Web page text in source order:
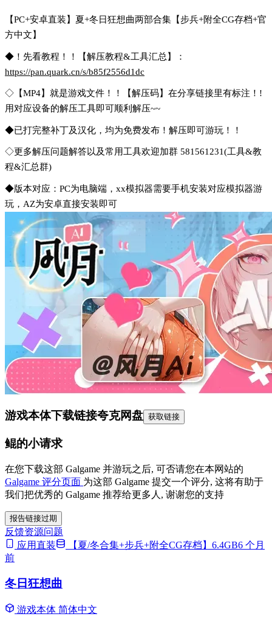
【PC+安卓直装】夏+冬日狂想曲两部合集【步兵+附全CG存档+官
方中文】
◆！先看教程！！【解压教程&工具汇总】：
https://pan.quark.cn/s/b85f2556d1dc
◇【MP4】就是游戏文件！！【解压码】在分享链接里有标注！!
用对应设备的解压工具即可顺利解压~~
◆已打完整补丁及汉化，均为免费发布！解压即可游玩！！
◇更多解压问题解答以及常用工具欢迎加群 581561231(工具&教
程&汇总群)
◆版本对应：PC为电脑端，xx模拟器需要手机安装对应模拟器游
玩，AZ为安卓直接安装即可
游戏本体下载链接夸克网盘 获取链接
鲲的小请求
在您下载这部 Galgame 并游玩之后, 可否请您在本网站的
Galgame 评分页面 为这部 Galgame 提交一个评分, 这将有助于
我们把优秀的 Galgame 推荐给更多人, 谢谢您的支持
报告链接过期
反馈资源问题
应用直装
【夏/冬合集+步兵+附全CG存档】6.4GB6 个月
前
冬日狂想曲
游戏本体 简体中文